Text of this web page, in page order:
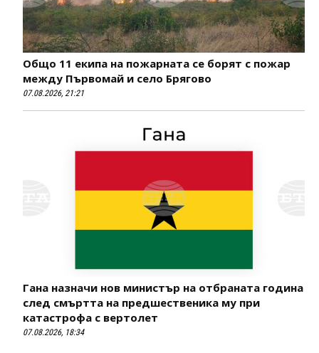
Общо 11 екипа на пожарната се борят с пожар
между Първомай и село Брягово
07.08.2026, 21:21
Гана назначи нов министър на отбраната година
след смъртта на предшественика му при
катастрофа с вертолет
07.08.2026, 18:34